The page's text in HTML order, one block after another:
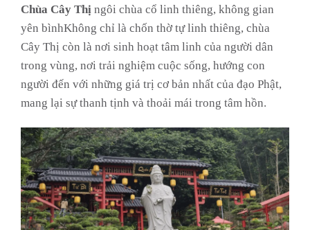
Chùa Cây Thị ngôi chùa cổ linh thiêng, không gian
yên bìnhKhông chỉ là chốn thờ tự linh thiêng, chùa
Cây Thị còn là nơi sinh hoạt tâm linh của người dân
trong vùng, nơi trải nghiệm cuộc sống, hướng con
người đến với những giá trị cơ bản nhất của đạo Phật,
mang lại sự thanh tịnh và thoải mái trong tâm hồn.